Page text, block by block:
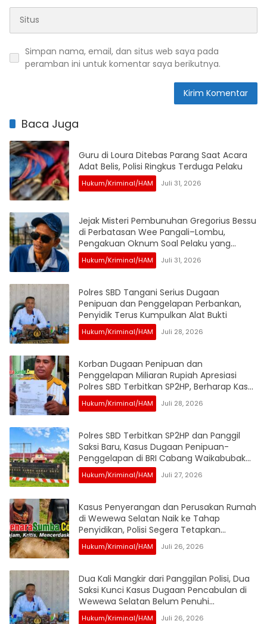
Simpan nama, email, dan situs web saya pada
peramban ini untuk komentar saya berikutnya.
Baca Juga
Guru di Loura Ditebas Parang Saat Acara
Adat Belis, Polisi Ringkus Terduga Pelaku
Hukum/Kriminal/HAM Juli 31, 2026
Jejak Misteri Pembunuhan Gregorius Bessu
di Perbatasan Wee Pangali–Lombu,
Pengakuan Oknum Soal Pelaku yang
Disebut Sudah Dibantai Jadi Sorotan
Hukum/Kriminal/HAM Juli 31, 2026
Polres SBD Tangani Serius Dugaan
Penipuan dan Penggelapan Perbankan,
Penyidik Terus Kumpulkan Alat Bukti
Hukum/Kriminal/HAM Juli 28, 2026
Korban Dugaan Penipuan dan
Penggelapan Miliaran Rupiah Apresiasi
Polres SBD Terbitkan SP2HP, Berharap Kasus
Segera Naik ke Penyidikan
Hukum/Kriminal/HAM Juli 28, 2026
Polres SBD Terbitkan SP2HP dan Panggil
Saksi Baru, Kasus Dugaan Penipuan-
Penggelapan di BRI Cabang Waikabubak
Terus Bergulir
Hukum/Kriminal/HAM Juli 27, 2026
Kasus Penyerangan dan Perusakan Rumah
di Wewewa Selatan Naik ke Tahap
Penyidikan, Polisi Segera Tetapkan
Tersangka
Hukum/Kriminal/HAM Juli 26, 2026
Dua Kali Mangkir dari Panggilan Polisi, Dua
Saksi Kunci Kasus Dugaan Pencabulan di
Wewewa Selatan Belum Penuhi
Pemeriksaan
Hukum/Kriminal/HAM Juli 26, 2026